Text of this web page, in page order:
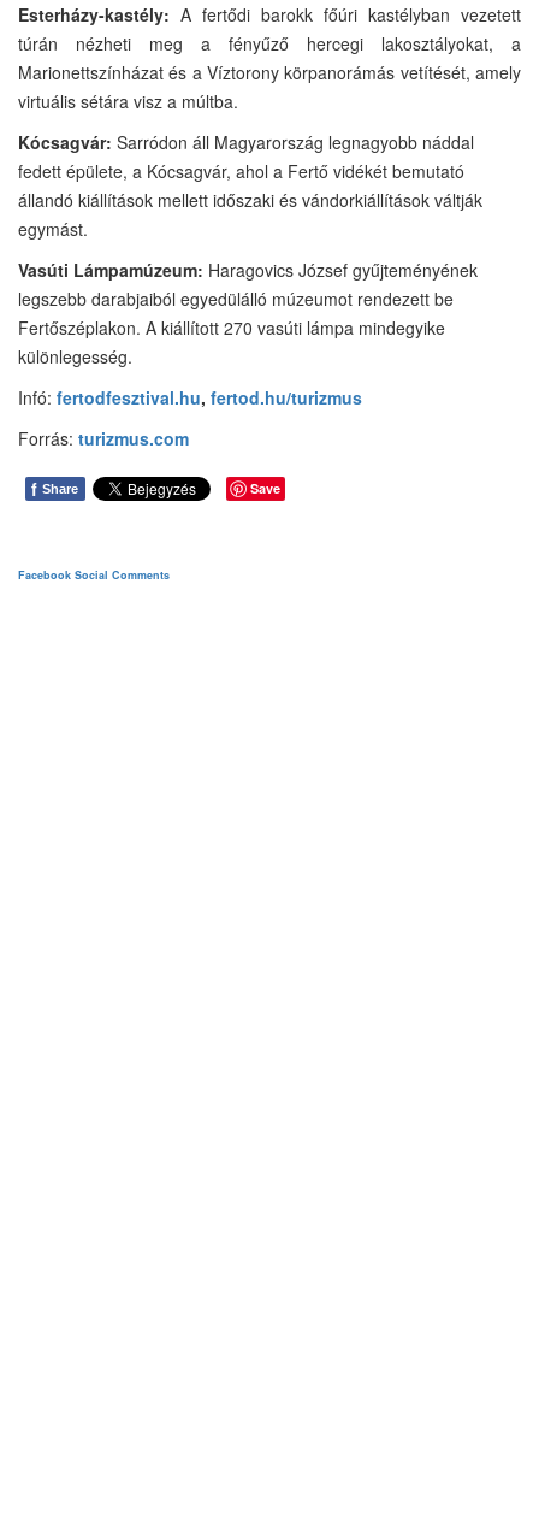
Esterházy-kastély: A fertődi barokk főúri kastélyban vezetett
túrán nézheti meg a fényűző hercegi lakosztályokat, a
Marionettszínházat és a Víztorony körpanorámás vetítését, amely
virtuális sétára visz a múltba.
Kócsagvár: Sarródon áll Magyarország legnagyobb náddal
fedett épülete, a Kócsagvár, ahol a Fertő vidékét bemutató
állandó kiállítások mellett időszaki és vándorkiállítások váltják
egymást.
Vasúti Lámpamúzeum: Haragovics József gyűjteményének
legszebb darabjaiból egyedülálló múzeumot rendezett be
Fertőszéplakon. A kiállított 270 vasúti lámpa mindegyike
különlegesség.
Infó: fertodfesztival.hu, fertod.hu/turizmus
Forrás: turizmus.com
f Share Save
Facebook Social Comments